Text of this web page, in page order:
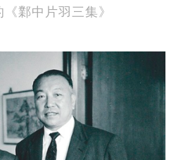
鄴中片羽三集》